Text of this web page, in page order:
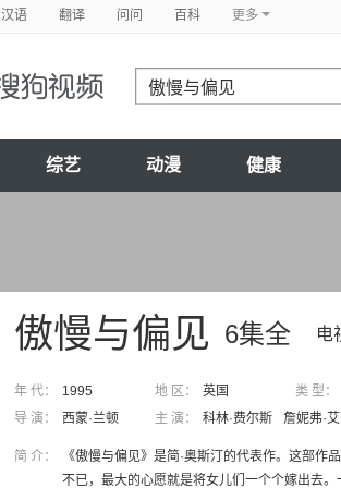
汉语 翻译 问问 百科 更多
综艺 动漫 健康
6集全 电
傲慢与偏见
年 代： 1995 地 区： 英国 类 型：
导 演：
西蒙·兰顿 主 演： 科林·费尔斯 詹妮弗·
简 介：
《傲慢与偏见》是简·奥斯汀的代表作。这部
不已，最大的心愿就是将女儿们一个个嫁出去